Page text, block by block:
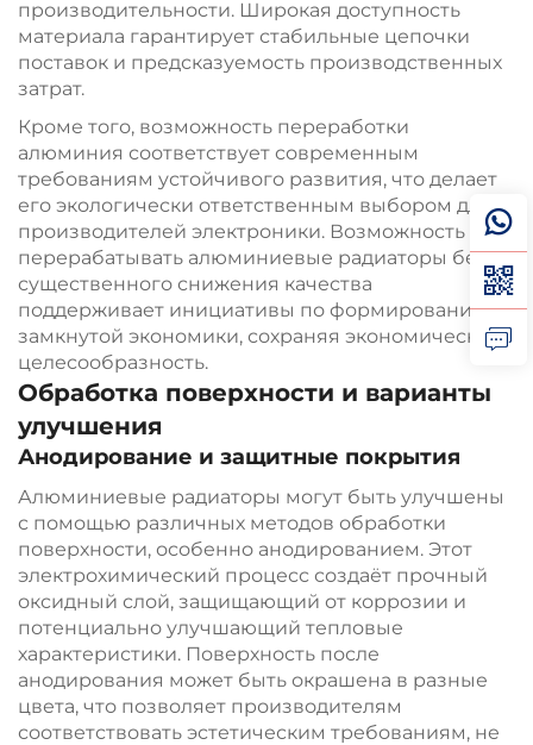
производительности. Широкая доступность
материала гарантирует стабильные цепочки
поставок и предсказуемость производственных
затрат.
Кроме того, возможность переработки
алюминия соответствует современным
требованиям устойчивого развития, что делает
его экологически ответственным выбором для
производителей электроники. Возможность
перерабатывать алюминиевые радиаторы без
существенного снижения качества
поддерживает инициативы по формированию
замкнутой экономики, сохраняя экономическую
целесообразность.
Обработка поверхности и варианты
улучшения
Анодирование и защитные покрытия
Алюминиевые радиаторы могут быть улучшены
с помощью различных методов обработки
поверхности, особенно анодированием. Этот
электрохимический процесс создаёт прочный
оксидный слой, защищающий от коррозии и
потенциально улучшающий тепловые
характеристики. Поверхность после
анодирования может быть окрашена в разные
цвета, что позволяет производителям
соответствовать эстетическим требованиям, не